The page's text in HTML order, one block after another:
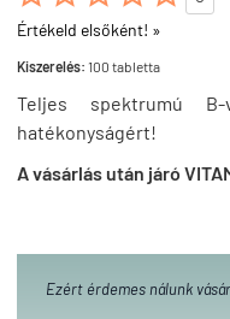
Értékeld elsőként! »
Kiszerelés: 100 tabletta
Teljes spektrumú
hatékonyságért!
A vásárlás után járó
Ezért érdemes nálunk